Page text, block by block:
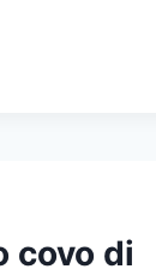
covo di